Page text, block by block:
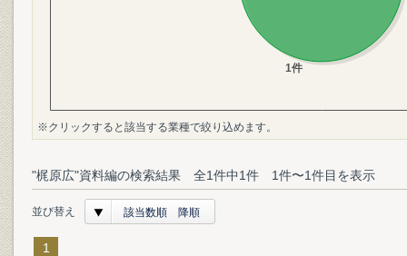
※クリックすると該当する業種で絞り込めます。
"梶原広"資料編の検索結果 全1件中1件 1件〜1件目を表示
並び替え 該当数順 降順
1